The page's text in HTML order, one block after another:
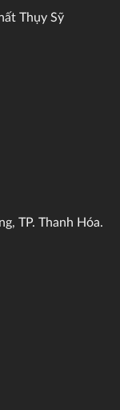
Thụy Sỹ
TP. Thanh Hóa.